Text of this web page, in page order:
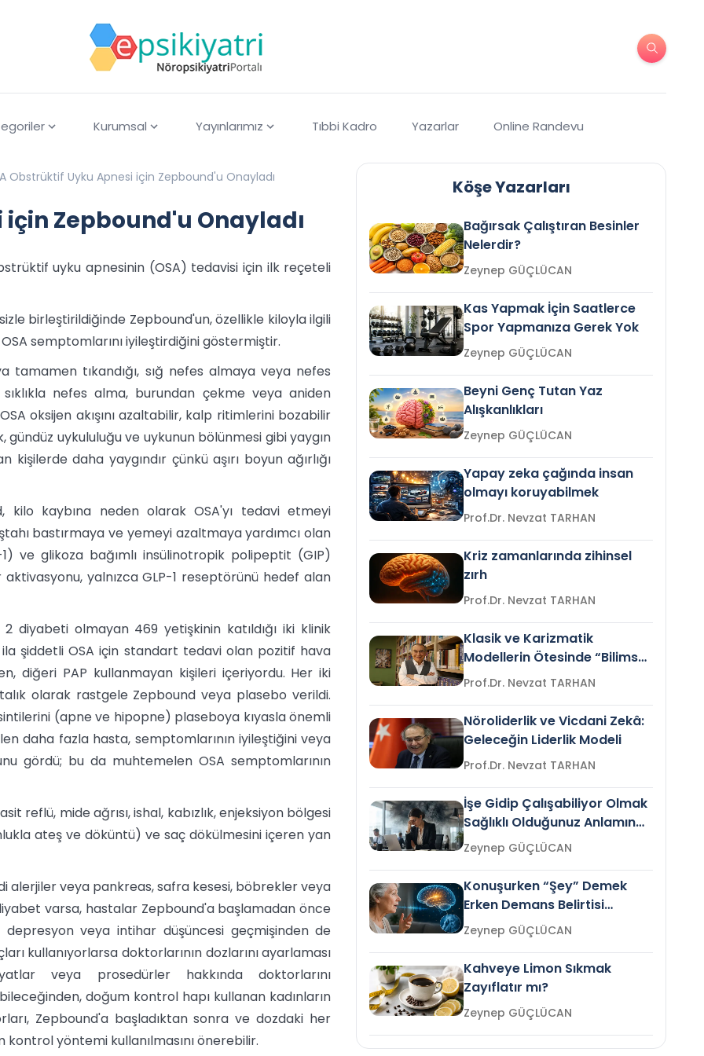
Kurumsal Yayınlarımız Tıbbi Kadro Yazarlar Online Randevu
Obstrüktif Uyku Apnesi için Zepbound'u Onayladı
Zepbound'u Onayladı
uyku apnesinin (OSA) tedavisi için ilk reçeteli
birleştirildiğinde Zepbound'un, özellikle kiloyla ilgili
semptomlarını iyileştirdiğini göstermiştir.
tamamen tıkandığı, sığ nefes almaya veya nefes
nefes alma, burundan çekme veya aniden
oksijen akışını azaltabilir, kalp ritimlerini bozabilir
uykululuğu ve uykunun bölünmesi gibi yaygın
daha yaygındır çünkü aşırı boyun ağırlığı
kaybına neden olarak OSA'yı tedavi etmeyi
bastırmaya ve yemeyi azaltmaya yardımcı olan
ve glikoza bağımlı insülinotropik polipeptit (GIP)
yalnızca GLP-1 reseptörünü hedef alan
diyabeti olmayan 469 yetişkinin katıldığı iki klinik
şiddetli OSA için standart tedavi olan pozitif hava
diğeri PAP kullanmayan kişileri içeriyordu. Her iki
olarak rastgele Zepbound veya plasebo verildi.
(apne ve hipopne) plaseboya kıyasla önemli
daha fazla hasta, semptomlarının iyileştiğini veya
gördü; bu da muhtemelen OSA semptomlarının
reflü, mide ağrısı, ishal, kabızlık, enjeksiyon bölgesi
ateş ve döküntü) ve saç dökülmesini içeren yan
alerjiler veya pankreas, safra kesesi, böbrekler veya
varsa, hastalar Zepbound'a başlamadan önce
depresyon veya intihar düşüncesi geçmişinden de
kullanıyorlarsa doktorlarının dozlarını ayarlaması
veya prosedürler hakkında doktorlarını
doğum kontrol hapı kullanan kadınların
Zepbound'a başladıktan sonra ve dozdaki her
yöntemi kullanılmasını önerebilir.
Köşe Yazarları
Bağırsak Çalıştıran Besinler
Nelerdir?
Zeynep GÜÇLÜCAN
Kas Yapmak İçin Saatlerce
Spor Yapmanıza Gerek Yok
Zeynep GÜÇLÜCAN
Beyni Genç Tutan Yaz
Alışkanlıkları
Zeynep GÜÇLÜCAN
Yapay zeka çağında insan
olmayı koruyabilmek
Prof.Dr. Nevzat TARHAN
Kriz zamanlarında zihinsel
zırh
Prof.Dr. Nevzat TARHAN
Klasik ve Karizmatik
Modellerin Ötesinde “Bilimsel
Liderlik”
Prof.Dr. Nevzat TARHAN
Nöroliderlik ve Vicdani Zekâ:
Geleceğin Liderlik Modeli
Prof.Dr. Nevzat TARHAN
İşe Gidip Çalışabiliyor Olmak
Sağlıklı Olduğunuz Anlamına
Gelir mi?Zeynep GÜÇLÜCAN
Konuşurken “Şey” Demek
Erken Demans Belirtisi
Olabilir mi?Zeynep GÜÇLÜCAN
Kahveye Limon Sıkmak
Zayıflatır mı?
Zeynep GÜÇLÜCAN